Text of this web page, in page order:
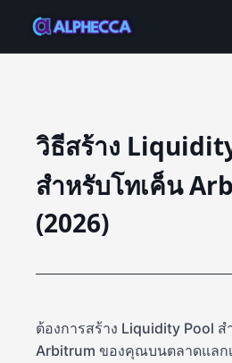
วิธีสร้าง
สำหรับโทเค็น
(2026)
ต้องการสร้าง Liquidity Pool
Arbitrum ของคุณบนตลาดแลก